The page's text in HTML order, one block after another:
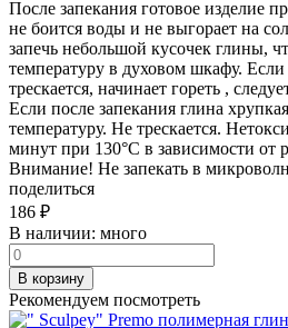
После запекания готовое изделие
не боится воды и не выгорает на
запечь небольшой кусочек глины,
температуру в духовом шкафу.
трескается, начинает гореть ,
Если после запекания глина
температуру. Не трескается.
минут при 130°C в зависимости от
Внимание! Не запекать в
поделиться
186 ₽
В наличии: много
В корзину
Рекомендуем посмотреть